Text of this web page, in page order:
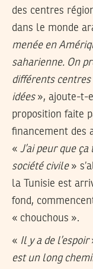
des centres
dans le monde
menée en
saharienne. On
différents centres
idées», ajoute-t-
proposition faite
financement des
« J’ai peur que
société civile»
la Tunisie est
fond,
« chouchous ».
« Il y a de l’espoir
est un long